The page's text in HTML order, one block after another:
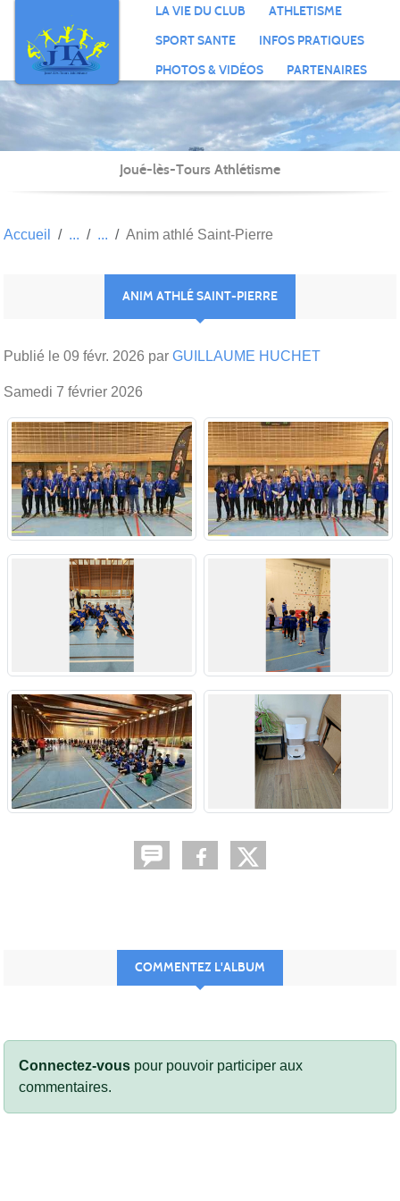
LA VIE DU CLUB
ATHLETISME
SPORT SANTE
INFOS PRATIQUES
PHOTOS & VIDÉOS
PARTENAIRES
Joué-lès-Tours Athlétisme
Accueil Anim athlé Saint-Pierre
ANIM ATHLÉ SAINT-PIERRE
Publié le 09 févr. 2026 par GUILLAUME HUCHET
Samedi 7 février 2026
COMMENTEZ L'ALBUM
Connectez-vous pour pouvoir participer aux
commentaires.
Panneau de gestion des cookies